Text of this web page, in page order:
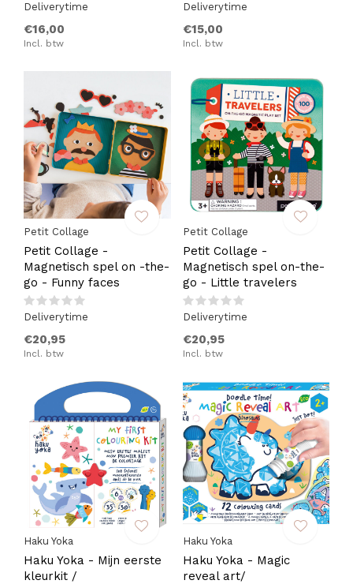
Deliverytime
€16,00
Incl. btw
Deliverytime
€15,00
Incl. btw
Petit Collage
Petit Collage -
Magnetisch spel on -the-
go - Funny faces
Deliverytime
€20,95
Incl. btw
Petit Collage
Petit Collage -
Magnetisch spel on-the-
go - Little travelers
Deliverytime
€20,95
Incl. btw
Haku Yoka
Haku Yoka - Mijn eerste
kleurkit /
Haku Yoka
Haku Yoka - Magic
reveal art/